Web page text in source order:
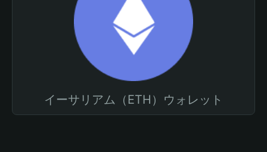
イーサリアム（ETH）ウォレット